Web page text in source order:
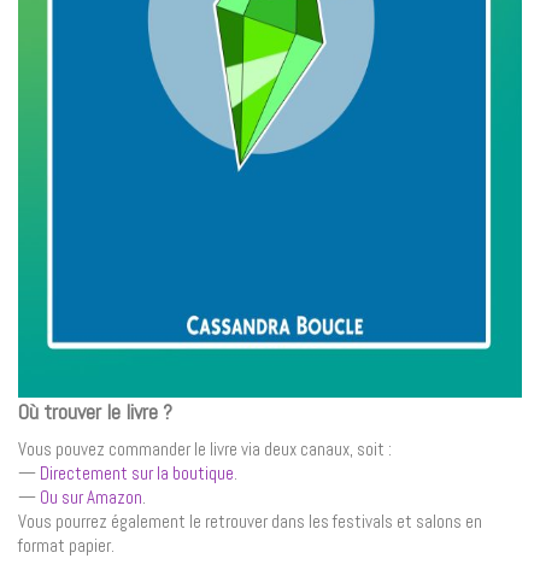
Où trouver le livre ?
Vous pouvez commander le livre via deux canaux, soit :
— Directement sur la boutique.
— Ou sur Amazon.
Vous pourrez également le retrouver dans les festivals et salons en
format papier.